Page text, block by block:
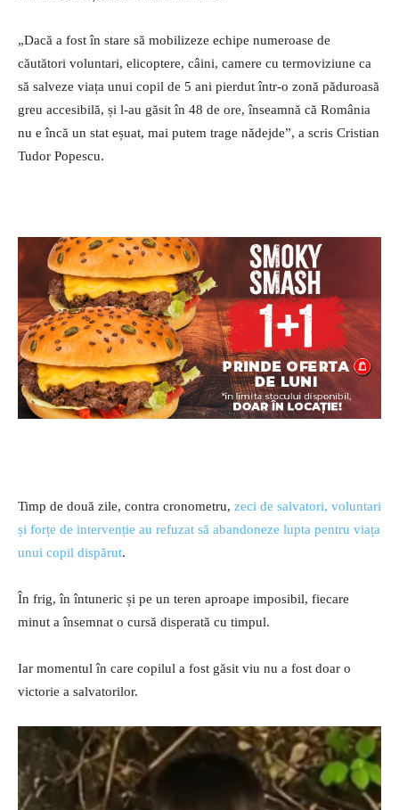
„Dacă a fost în stare să mobilizeze echipe numeroase de
căutători voluntari, elicoptere, câini, camere cu termoviziune ca
să salveze viața unui copil de 5 ani pierdut într-o zonă păduroasă
greu accesibilă, și l-au găsit în 48 de ore, înseamnă că România
nu e încă un stat eșuat, mai putem trage nădejde”, a scris Cristian
Tudor Popescu.
Timp de două zile, contra cronometru, zeci de salvatori, voluntari
și forțe de intervenție au refuzat să abandoneze lupta pentru viața
unui copil dispărut.
În frig, în întuneric și pe un teren aproape imposibil, fiecare
minut a însemnat o cursă disperată cu timpul.
Iar momentul în care copilul a fost găsit viu nu a fost doar o
victorie a salvatorilor.